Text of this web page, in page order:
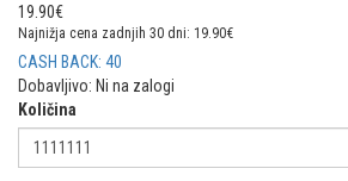
19.90€
Najnižja cena zadnjih 30 dni: 19.90€
CASH BACK: 40
Dobavljivo: Ni na zalogi
Količina